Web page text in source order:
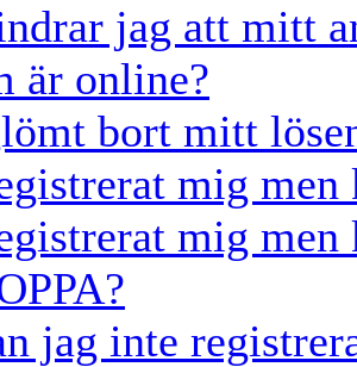
jag att mitt
är online?
bort mitt
mig
mig
jag inte